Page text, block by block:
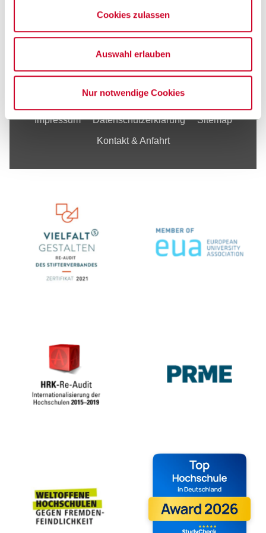
Cookies zulassen
Auswahl erlauben
Nur notwendige Cookies
Forschung
Unternehmen
Impressum Datenschutzerklärung Sitemap
Kontakt & Anfahrt